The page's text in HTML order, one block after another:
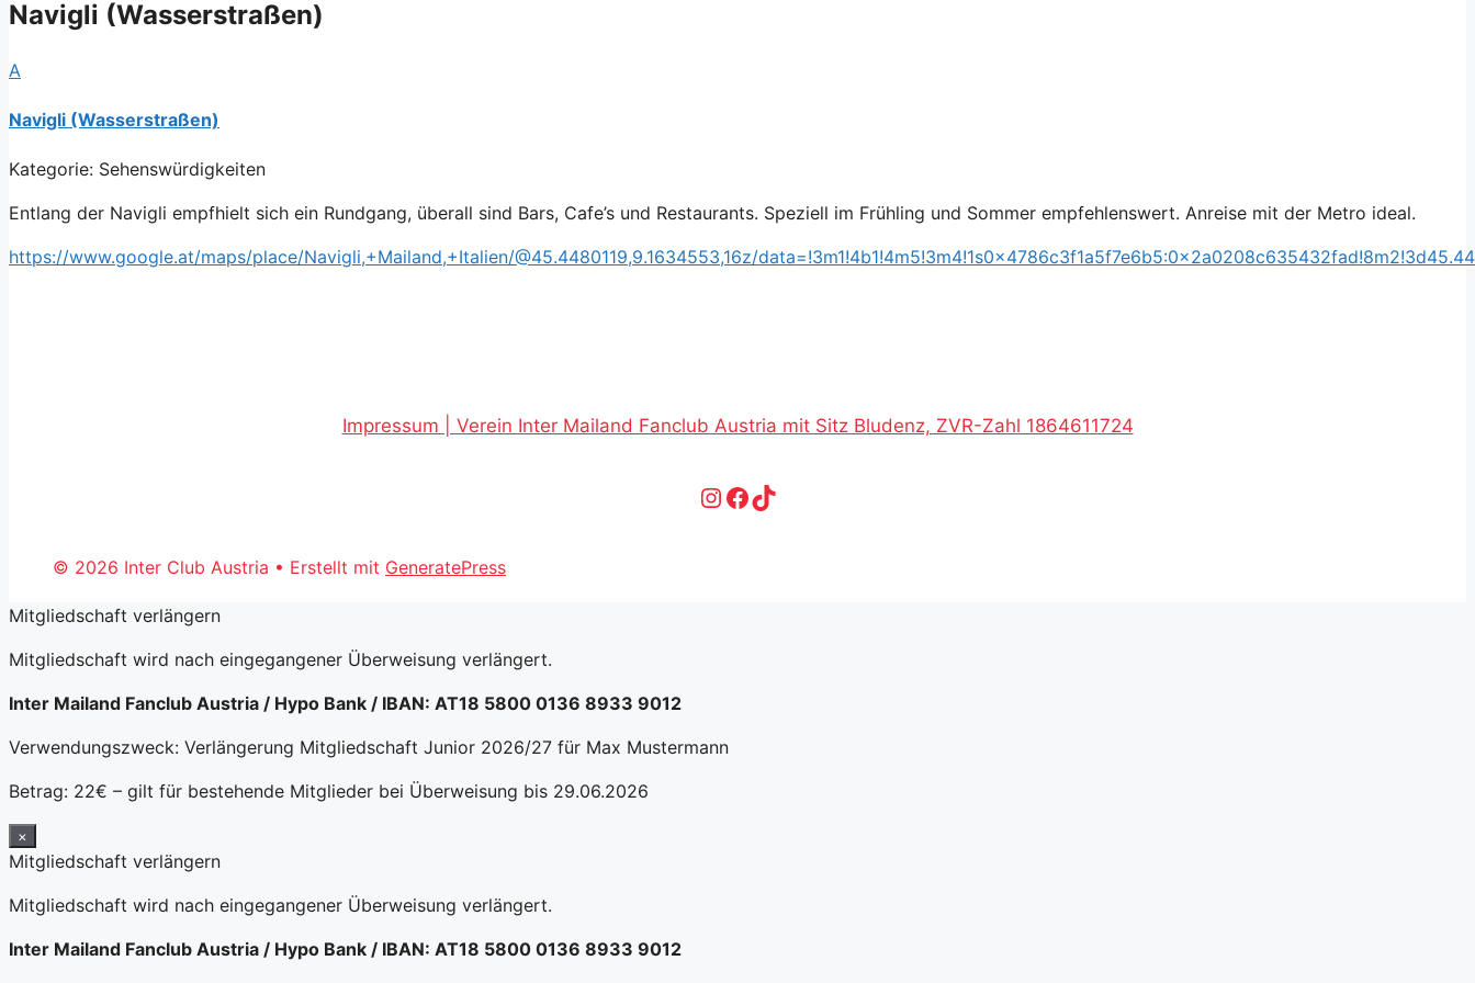
Navigli (Wasserstraßen)
A
Navigli (Wasserstraßen)
Kategorie: Sehenswürdigkeiten
Entlang der Navigli empfhielt sich ein Rundgang, überall sind Bars, Cafe’s und Restaurants. Speziell im Frühling und Sommer empfehlenswert. Anreise mit der Metro ideal.
https://www.google.at/maps/place/Navigli,+Mailand,+Italien/@45.4480119,9.1634553,16z/
Impressum | Verein Inter Mailand Fanclub Austria mit Sitz Bludenz, ZVR-Zahl 1864611724
Instagram
Facebook
TikTok
© 2026 Inter Club Austria • Erstellt mit GeneratePress
Mitgliedschaft verlängern
Mitgliedschaft wird nach eingegangener Überweisung verlängert.
Inter Mailand Fanclub Austria / Hypo Bank / IBAN: AT18 5800 0136 8933 9012
Verwendungszweck: Verlängerung Mitgliedschaft Junior 2026/27 für Max Mustermann
Betrag: 22€ – gilt für bestehende Mitglieder bei Überweisung bis 29.06.2026
×
Mitgliedschaft verlängern
Mitgliedschaft wird nach eingegangener Überweisung verlängert.
Inter Mailand Fanclub Austria / Hypo Bank / IBAN: AT18 5800 0136 8933 9012